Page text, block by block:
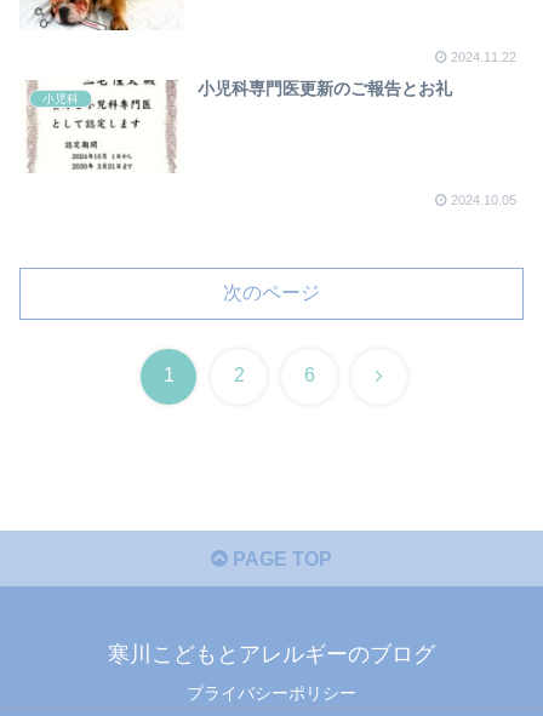
2024.11.22
小児科
小児科専門医更新のご報告とお礼
2024.10.05
次のページ
1 2 6 次
PAGE TOP
寒川こどもとアレルギーのブログ
プライバシーポリシー